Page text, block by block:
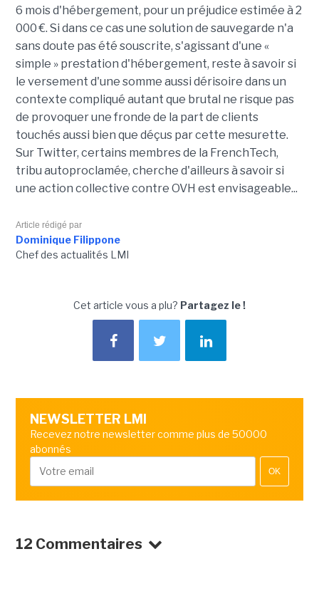
6 mois d'hébergement, pour un préjudice estimée à 2
000 €. Si dans ce cas une solution de sauvegarde n'a
sans doute pas été souscrite, s'agissant d'une «
simple » prestation d'hébergement, reste à savoir si
le versement d'une somme aussi dérisoire dans un
contexte compliqué autant que brutal ne risque pas
de provoquer une fronde de la part de clients
touchés aussi bien que déçus par cette mesurette.
Sur Twitter, certains membres de la FrenchTech,
tribu autoproclamée, cherche d'ailleurs à savoir si
une action collective contre OVH est envisageable...
Article rédigé par
Dominique Filippone
Chef des actualités LMI
Cet article vous a plu? Partagez le !
NEWSLETTER LMI
Recevez notre newsletter comme plus de 50000
abonnés
OK
12 Commentaires